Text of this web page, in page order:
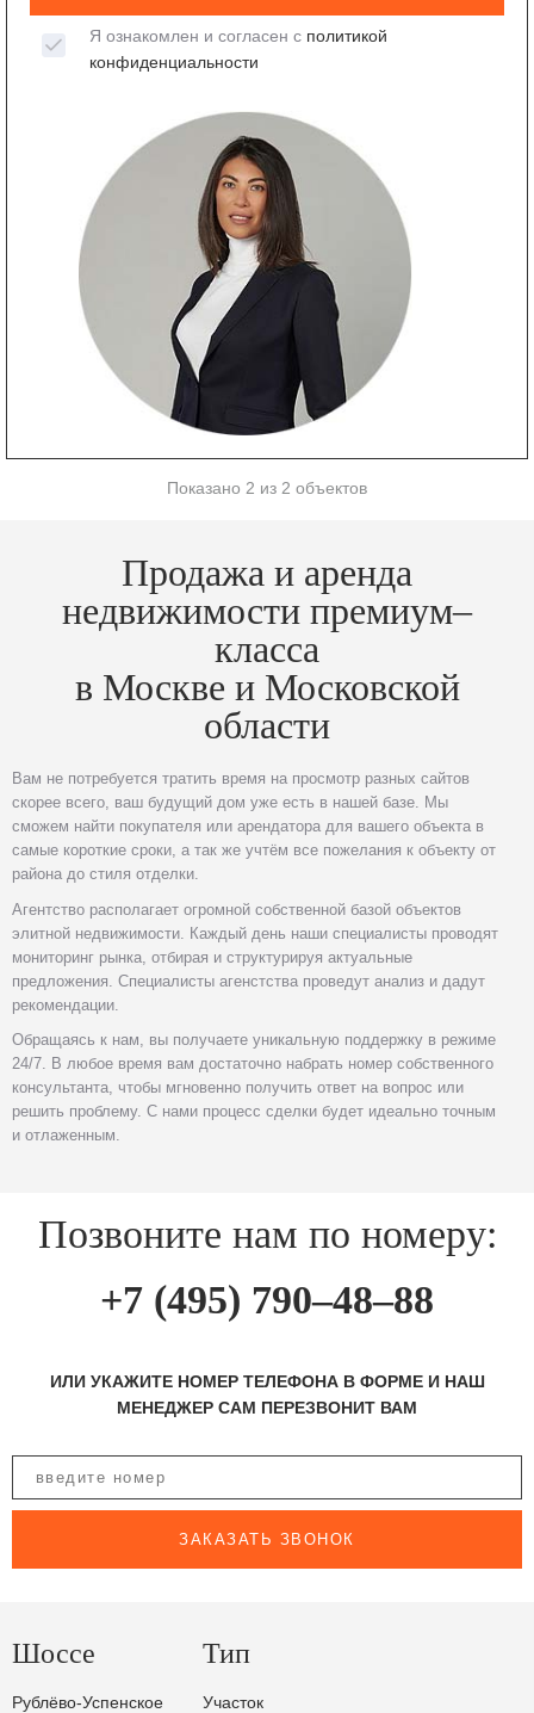
Я ознакомлен и согласен с политикой
конфиденциальности
Показано 2 из 2 объектов
Продажа и аренда
недвижимости премиум–
класса
в Москве и Московской
области
Вам не потребуется тратить время на просмотр разных сайтов
скорее всего, ваш будущий дом уже есть в нашей базе. Мы
сможем найти покупателя или арендатора для вашего объекта в
самые короткие сроки, а так же учтём все пожелания к объекту от
района до стиля отделки.
Агентство располагает огромной собственной базой объектов
элитной недвижимости. Каждый день наши специалисты проводят
мониторинг рынка, отбирая и структурируя актуальные
предложения. Специалисты агенстства проведут анализ и дадут
рекомендации.
Обращаясь к нам, вы получаете уникальную поддержку в режиме
24/7. В любое время вам достаточно набрать номер собственного
консультанта, чтобы мгновенно получить ответ на вопрос или
решить проблему. С нами процесс сделки будет идеально точным
и отлаженным.
Позвоните нам по номеру:
+7 (495) 790–48–88
ИЛИ УКАЖИТЕ НОМЕР ТЕЛЕФОНА В ФОРМЕ И НАШ
МЕНЕДЖЕР САМ ПЕРЕЗВОНИТ ВАМ
ЗАКАЗАТЬ ЗВОНОК
Шоссе
Рублёво-Успенское
Тип
Участок